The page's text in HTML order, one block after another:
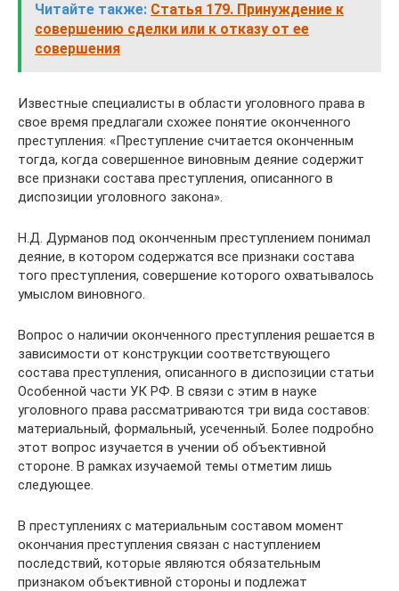
Читайте также: Статья 179. Принуждение к
совершению сделки или к отказу от ее
совершения
Известные специалисты в области уголовного права в
свое время предлагали схожее понятие оконченного
преступления: «Преступление считается оконченным
тогда, когда совершенное виновным деяние содержит
все признаки состава преступления, описанного в
диспозиции уголовного закона».
Н.Д. Дурманов под оконченным преступлением понимал
деяние, в котором содержатся все признаки состава
того преступления, совершение которого охватывалось
умыслом виновного.
Вопрос о наличии оконченного преступления решается в
зависимости от конструкции соответствующего
состава преступления, описанного в диспозиции статьи
Особенной части УК РФ. В связи с этим в науке
уголовного права рассматриваются три вида составов:
материальный, формальный, усеченный. Более подробно
этот вопрос изучается в учении об объективной
стороне. В рамках изучаемой темы отметим лишь
следующее.
В преступлениях с материальным составом момент
окончания преступления связан с наступлением
последствий, которые являются обязательным
признаком объективной стороны и подлежат